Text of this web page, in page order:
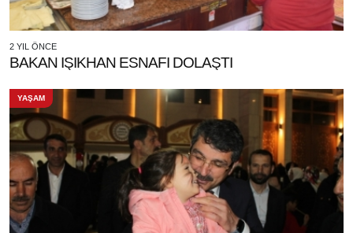
2 YIL ÖNCE
BAKAN IŞIKHAN ESNAFI DOLAŞTI
YAŞAM